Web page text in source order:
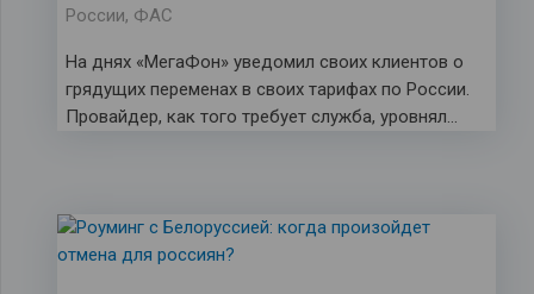
России, ФАС
На днях «МегаФон» уведомил своих клиентов о
грядущих переменах в своих тарифах по России.
Провайдер, как того требует служба, уровнял…